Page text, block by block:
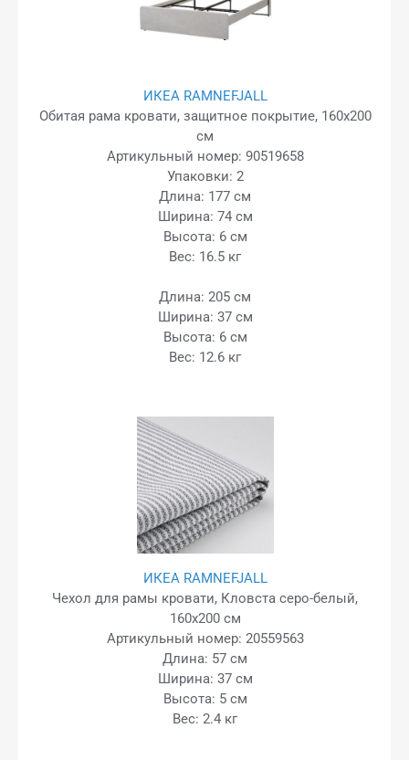
ИКЕА RAMNEFJALL
Обитая рама кровати, защитное покрытие, 160x200
см
Артикульный номер: 90519658
Упаковки: 2
Длина: 177 см
Ширина: 74 см
Высота: 6 см
Вес: 16.5 кг
Длина: 205 см
Ширина: 37 см
Высота: 6 см
Вес: 12.6 кг
ИКЕА RAMNEFJALL
Чехол для рамы кровати, Кловста серо-белый,
160x200 см
Артикульный номер: 20559563
Длина: 57 см
Ширина: 37 см
Высота: 5 см
Вес: 2.4 кг